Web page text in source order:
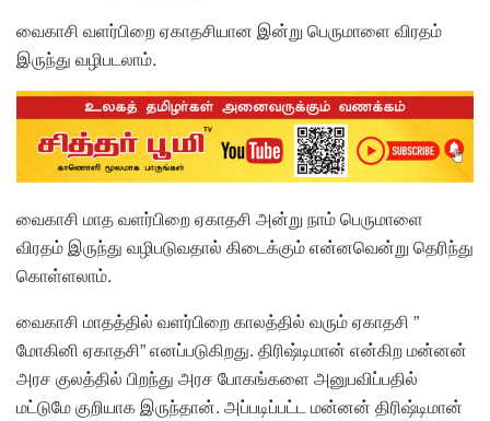
வைகாசி வளர்பிறை ஏகாதசியான இன்று பெருமாளை விரதம்
இருந்து வழிபடலாம்.
வைகாசி மாத வளர்பிறை ஏகாதசி அன்று நாம் பெருமாளை
விரதம் இருந்து வழிபடுவதால் கிடைக்கும் என்னவென்று தெரிந்து
கொள்ளலாம்.
வைகாசி மாதத்தில் வளர்பிறை காலத்தில் வரும் ஏகாதசி ”
மோகினி ஏகாதசி” எனப்படுகிறது. திரிஷ்டிமான் என்கிற மன்னன்
அரச குலத்தில் பிறந்து அரச போகங்களை அனுபவிப்பதில்
மட்டுமே குறியாக இருந்தான். அப்படிப்பட்ட மன்னன் திரிஷ்டிமான்